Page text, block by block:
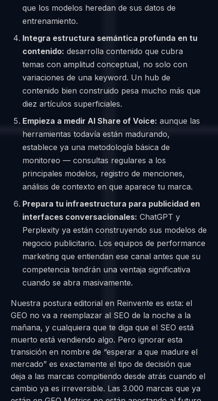
que los modelos heredan de sus datos de
entrenamiento.
Integra estructura semántica profunda en tu
contenido: desarrolla contenido que cubra
temas con amplitud conceptual, no solo con
variaciones de una keyword. Un hub de
contenido bien construido pesa mucho más que
diez artículos superficiales.
Empieza a medir AI Share of Voice: aunque las
herramientas todavía están madurando,
establece ya una metodología básica de
monitoreo — consultas regulares a los
principales modelos, registro de menciones,
análisis de contexto en que aparece tu marca.
Prepara tu infraestructura para publicidad en
interfaces conversacionales: ChatGPT y
Perplexity ya están construyendo sus modelos de
negocio publicitario. Los equipos de performance
marketing que entiendan ese canal antes que su
competencia tendrán una ventaja significativa
cuando se abra masivamente.
Nuestra postura editorial en Reinvente es esta: el
GEO no va a reemplazar al SEO de la noche a la
mañana, y cualquiera que te diga que el SEO está
muerto está vendiendo algo. Pero ignorar esta
transición en nombre de “esperar a que madure el
mercado” es exactamente el tipo de decisión que
deja a las marcas compitiendo desde atrás cuando el
cambio ya es irreversible. Las 3.000 marcas que ya